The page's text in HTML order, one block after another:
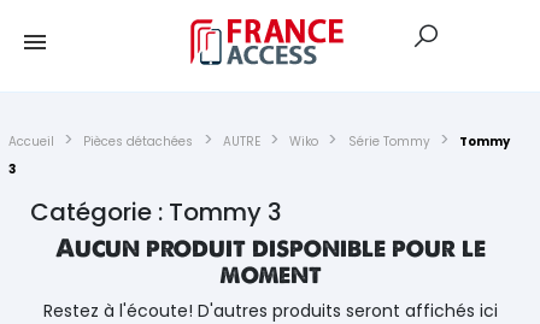
Accueil Pièces détachées AUTRE Wiko Série Tommy
Tommy
3
Catégorie : Tommy 3
Aucun produit disponible pour le
moment
Restez à l'écoute! D'autres produits seront affichés ici